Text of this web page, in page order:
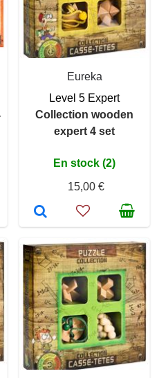
Eureka
Level 5 Expert
Collection wooden
expert 4 set
En stock (2)
15,00 €